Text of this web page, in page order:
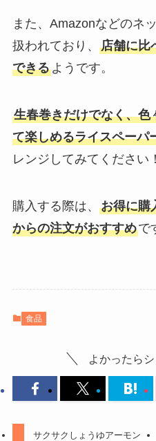
また、Amazonなどのネ
扱われており、 店舗に比
できるようです。
生春巻きだけでなく、色
て楽しめるライスペーパ
レンジしてみてください！
購入する際は、 お得に購
からの注文がおすすめで
食品
よかったら
サクサクしょうゆアーモン